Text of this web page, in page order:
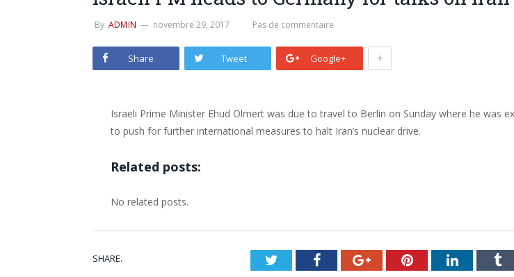
By ADMIN novembre 29, 2017 Pas de commentaire
Share Tweet Google+ +
Israeli Prime Minister Ehud Olmert was due to travel to Berlin on Sunday where he was
to push for further international measures to halt Iran’s nuclear drive.
Related posts:
No related posts.
SHARE. TwitterFacebookGoogle+PinterestLinkedIn